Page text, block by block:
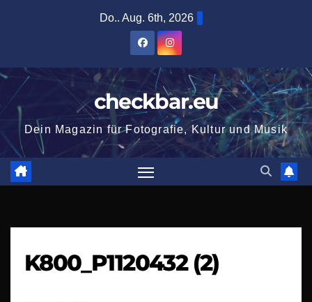
Do.. Aug. 6th, 2026
checkbar.eu
Dein Magazin für Fotografie, Kultur und Musik
K800_P1120432 (2)